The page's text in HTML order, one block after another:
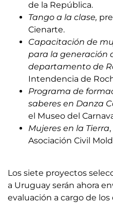
de la República.
Tango a la clase,
Cienarte.
Capacitación de
para la generación
departamento de
Intendencia de
Programa de
saberes en Danza
el Museo del
Mujeres en la Tierra
Asociación Civil
Los siete proyectos
a Uruguay serán ahora
evaluación a cargo de